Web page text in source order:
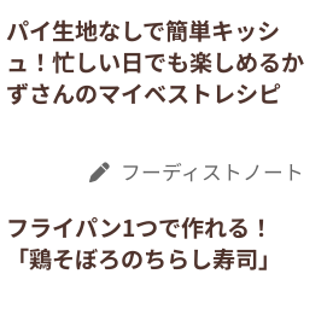
パイ生地なしで簡単キッシ
ュ！忙しい日でも楽しめるか
ずさんのマイベストレシピ
フーディストノート
フライパン1つで作れる！
「鶏そぼろのちらし寿司」